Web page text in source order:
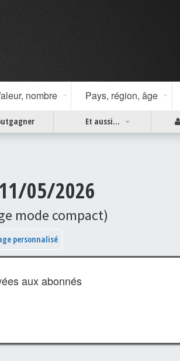
nombre Pays, région, âge
Et aussi...
05/2026
mode compact)
personnalisé
aux abonnés